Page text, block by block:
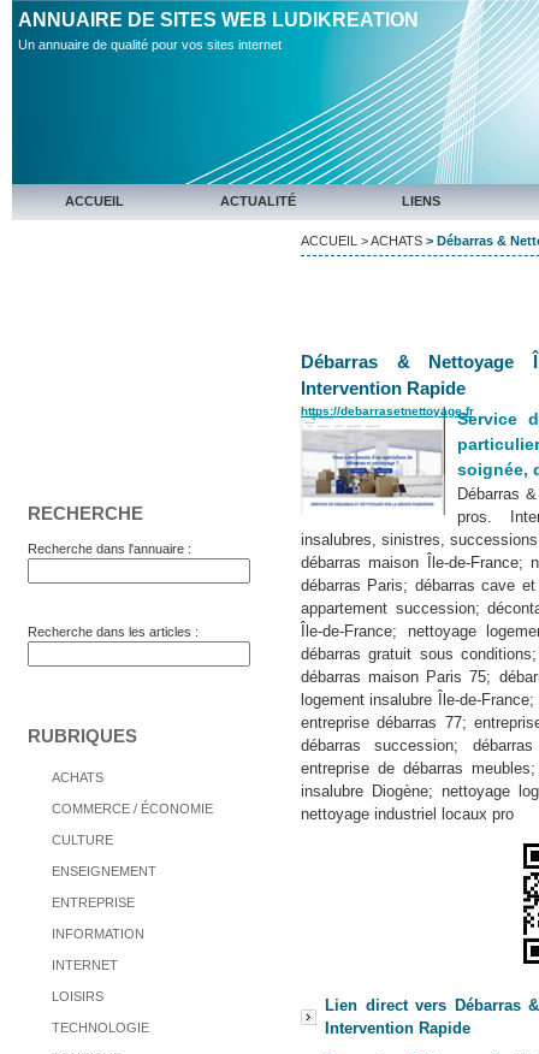
ANNUAIRE DE SITES WEB LUDIKREATION
Un annuaire de qualité pour vos sites internet
ACCUEIL ACTUALITÉ LIENS
RECHERCHE
Recherche dans l'annuaire :
Recherche dans les articles :
RUBRIQUES
ACHATS
COMMERCE / ÉCONOMIE
CULTURE
ENSEIGNEMENT
ENTREPRISE
INFORMATION
INTERNET
LOISIRS
TECHNOLOGIE
ACCUEIL >ACHATS > Débarras &
Débarras & Nettoyage
Intervention Rapide
https://debarrasetnettoyage.frService
soignée,
Débarras
pros.
insalubres, sinistres,
débarras maison Île-de-France;
débarras Paris; débarras cave
appartement succession;
Île-de-France; nettoyage
débarras gratuit sous
débarras maison Paris 75;
logement insalubre Île-de-
entreprise débarras 77;
débarras succession;
entreprise de débarras
insalubre Diogène; nettoyage
nettoyage industriel locaux pro
Lien direct vers Débarras
Intervention Rapide